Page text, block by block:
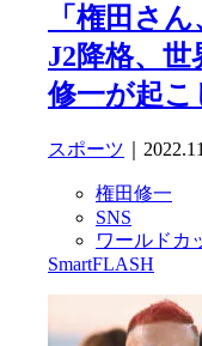
「権田さ
J2降格、
修一が起こ
スポーツ ｜
権田修一
SNS
ワールドカ
SmartFLASH